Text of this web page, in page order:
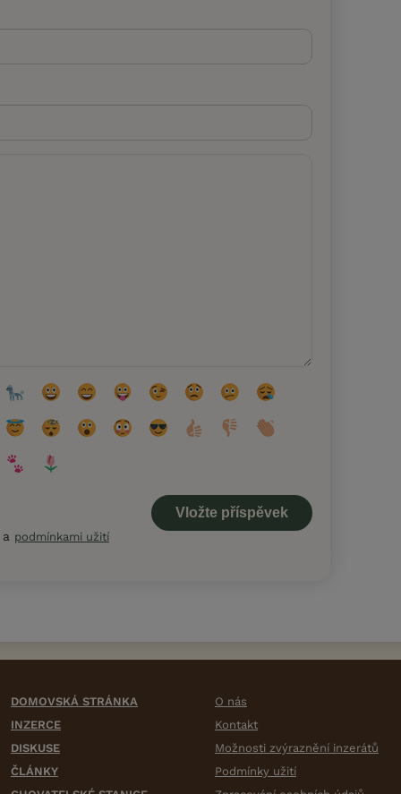
a podmínkami užití
DOMOVSKÁ STRÁNKA
INZERCE
DISKUSE
ČLÁNKY
O nás
Kontakt
Možnosti zvýraznění inzerátů
Podmínky užití